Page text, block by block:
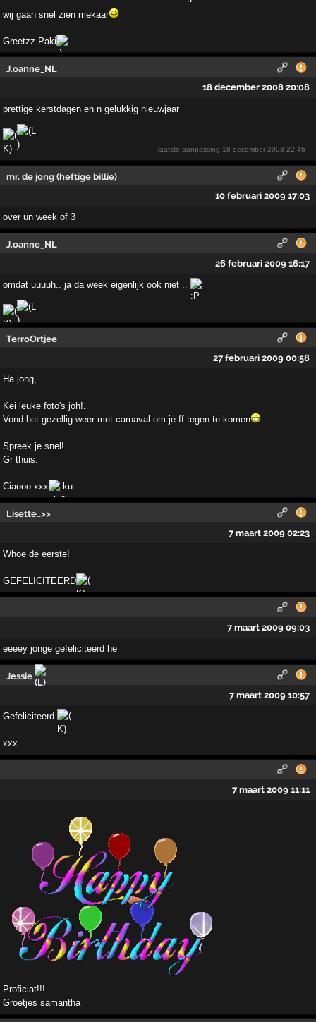
wij gaan snel zien mekaar
Greetzz Paki
J.oanne_NL
18 december 2008 20:08
prettige kerstdagen en n gelukkig nieuwjaar
laatste aanpassing 18 december 2008 22:46
mr. de jong (heftige billie)
10 februari 2009 17:03
over un week of 3
J.oanne_NL
26 februari 2009 16:17
omdat uuuuh.. ja da week eigenlijk ook niet ..
TerroOrtjee
27 februari 2009 00:58
Ha jong,
Kei leuke foto's joh!.
Vond het gezellig weer met carnaval om je ff tegen te komen
.
Spreek je snel!
Gr thuis.
Ciaooo xxx .
Lisette..>>
7 maart 2009 02:23
Whoe de eerste!
GEFELICITEERD
7 maart 2009 09:03
eeeey jonge gefeliciteerd he
Jessie
7 maart 2009 10:57
Gefeliciteerd
xxx
7 maart 2009 11:11
Proficiat!!!
Groetjes samantha